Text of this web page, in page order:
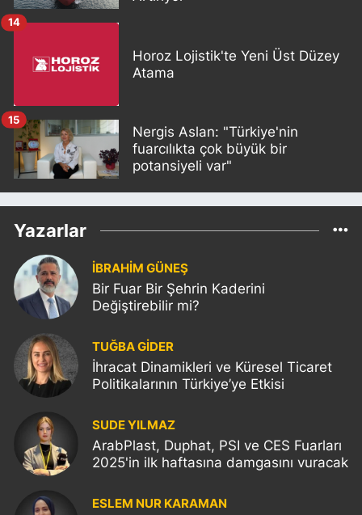
Horoz Lojistik'te Yeni Üst Düzey
Atama
14
Nergis Aslan: "Türkiye'nin
fuarcılıkta çok büyük bir
potansiyeli var"
15
Yazarlar
İBRAHİM GÜNEŞ
Bir Fuar Bir Şehrin Kaderini
Değiştirebilir mi?
TUĞBA GİDER
İhracat Dinamikleri ve Küresel Ticaret
Politikalarının Türkiye’ye Etkisi
SUDE YILMAZ
ArabPlast, Duphat, PSI ve CES Fuarları
2025'in ilk haftasına damgasını vuracak
ESLEM NUR KARAMAN